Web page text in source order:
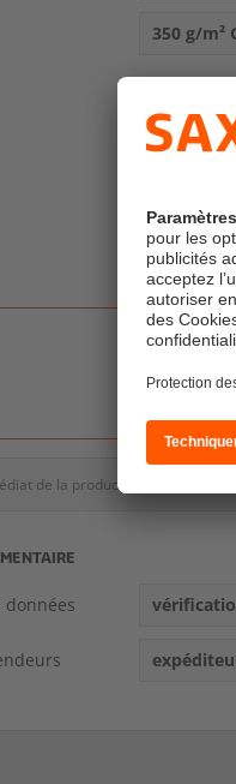
350 g/m²
découpe,
estimée
de la production si validation
données